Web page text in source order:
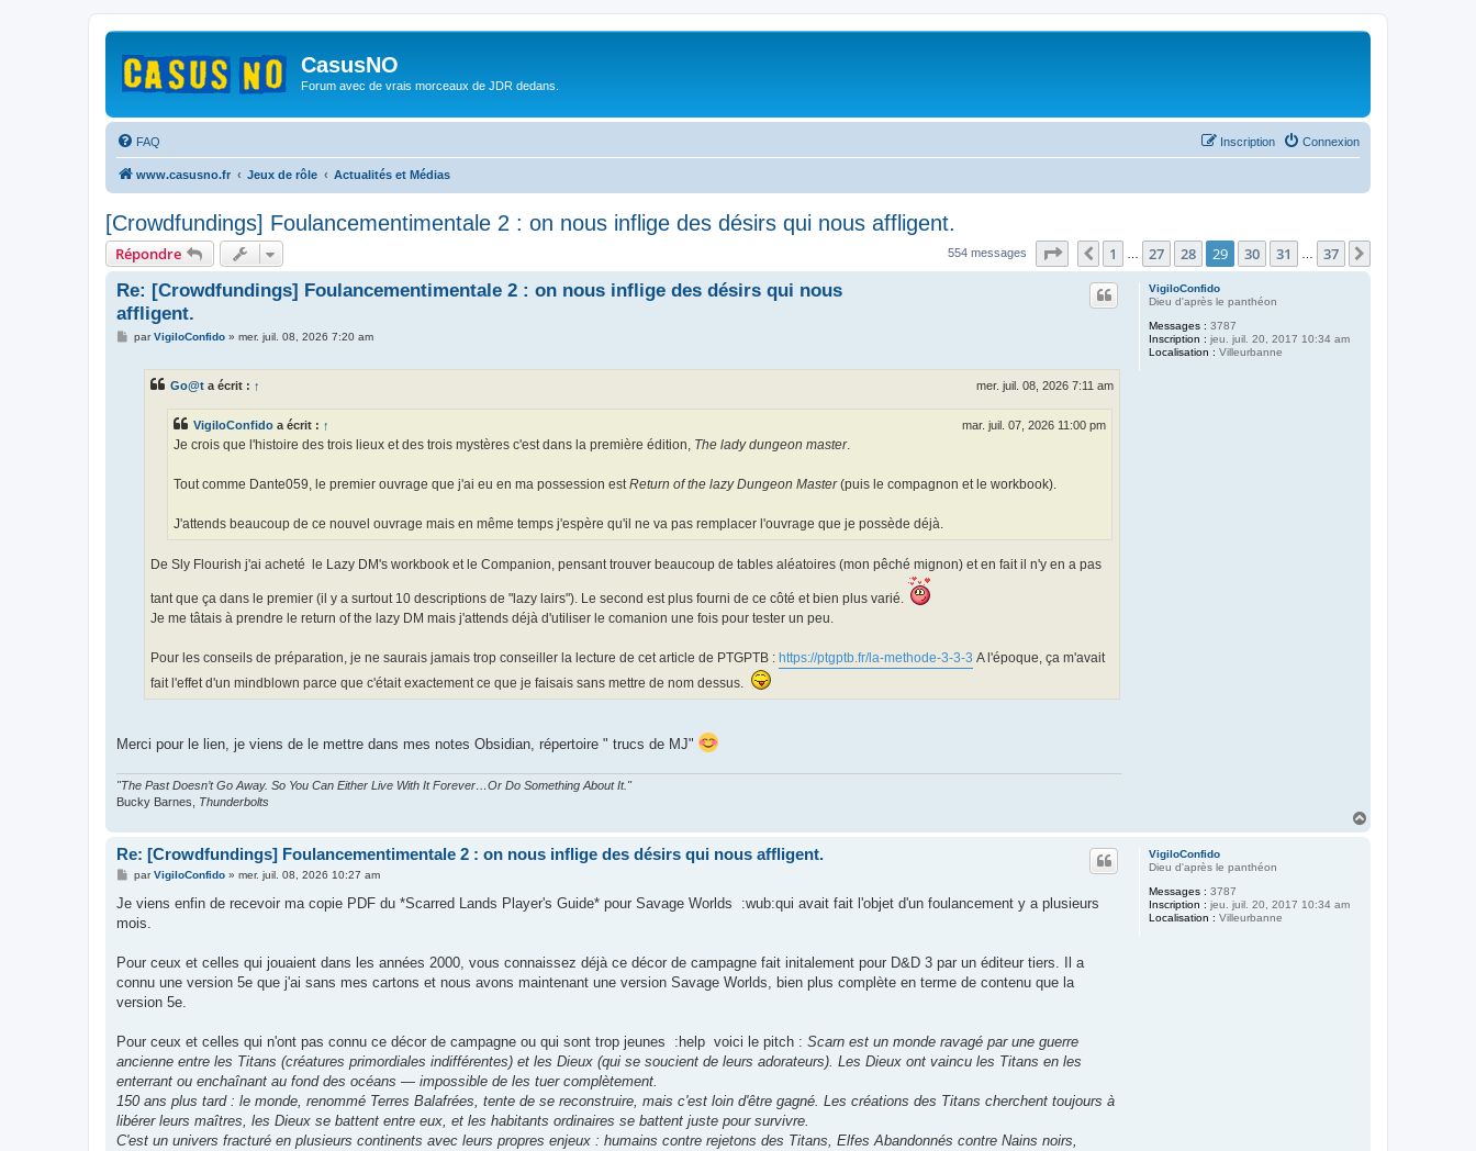
CasusNO
Forum avec de vrais morceaux de JDR dedans.
FAQ Connexion
Inscription
www.casusno.fr Jeux de rôle Actualités et Médias
[Crowdfundings] Foulancementimentale 2 : on nous inflige des désirs qui nous affligent.
Répondre 554 messages Page 29 37
Précédent
1 27 28 29 30 31 37
VigiloConfido
Dieu d'après le panthéon
Messages : 3787
Inscription : jeu. juil. 20, 2017 10:34 am
Localisation : Villeurbanne
Re: [Crowdfundings] Foulancementimentale 2 : on nous inflige des désirs qui nous
affligent.
MparVigiloConfido» mer. juil. 08, 2026 7:20 am
Go@t a écrit : ↑ mer. juil. 08, 2026 7:11 am
VigiloConfido a écrit : ↑ mar. juil. 07, 2026 11:00 pm
Je crois que l'histoire des trois lieux et des trois mystères c'est dans la première édition, The lady dungeon master.
Tout comme Dante059, le premier ouvrage que j'ai eu en ma possession estReturn of the lazy Dungeon Master(puis le compagnon et le workbook).
J'attends beaucoup de ce nouvel ouvrage mais en même temps j'espère qu'il ne va pas remplacer l'ouvrage que je possède déjà.
De Sly Flourish j'ai acheté le Lazy DM's workbook et le Companion, pensant trouver beaucoup de tables aléatoires (mon pêché mignon) et en fait il n'y en a pas
tant que ça dans le premier (il y a surtout 10 descriptions de "lazy lairs"). Le second est plus fourni de ce côté et bien plus varié.
Je me tâtais à prendre le return of the lazy DM mais j'attends déjà d'utiliser le comanion une fois pour tester un peu.
Pour les conseils de préparation, je ne saurais jamais trop conseiller la lecture de cet article de PTGPTB : https://ptgptb.fr/la-methode-3-3-3 A l'époque, ça m'avait
fait l'effet d'un mindblown parce que c'était exactement ce que je faisais sans mettre de nom dessus.
Merci pour le lien, je viens de le mettre dans mes notes Obsidian, répertoire " trucs de MJ"
"The Past Doesn’t Go Away. So You Can Either Live With It Forever…Or Do Something About It."
Bucky Barnes, Thunderbolts
VigiloConfido
Dieu d'après le panthéon
Messages : 3787
Inscription : jeu. juil. 20, 2017 10:34 am
Localisation : Villeurbanne
Re: [Crowdfundings] Foulancementimentale 2 : on nous inflige des désirs qui nous affligent.
M
s
a
parVigiloConfido» mer. juil. 08, 2026 10:27 am
Je viens enfin de recevoir ma copie PDF du *Scarred Lands Player's Guide* pour Savage Worlds :wub:qui avait fait l'objet d'un foulancement y a plusieurs
mois.
Pour ceux et celles qui jouaient dans les années 2000, vous connaissez déjà ce décor de campagne fait initalement pour D&D 3 par un éditeur tiers. Il a
connu une version 5e que j'ai sans mes cartons et nous avons maintenant une version Savage Worlds, bien plus complète en terme de contenu que la
version 5e.
Pour ceux et celles qui n'ont pas connu ce décor de campagne ou qui sont trop jeunes :help voici le pitch : Scarn est un monde ravagé par une guerre
ancienne entre les Titans (créatures primordiales indifférentes) et les Dieux (qui se soucient de leurs adorateurs). Les Dieux ont vaincu les Titans en les
enterrant ou enchaînant au fond des océans — impossible de les tuer complètement.
150 ans plus tard : le monde, renommé Terres Balafrées, tente de se reconstruire, mais c'est loin d'être gagné. Les créations des Titans cherchent toujours à
libérer leurs maîtres, les Dieux se battent entre eux, et les habitants ordinaires se battent juste pour survivre.
C'est un univers fracturé en plusieurs continents avec leurs propres enjeux : humains contre rejetons des Titans, Elfes Abandonnés contre Nains noirs,